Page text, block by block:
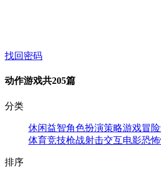
找回密码
动作游戏共205篇
分类
休闲益智角色扮演策略游戏冒
体育竞技枪战射击交互电影恐
排序